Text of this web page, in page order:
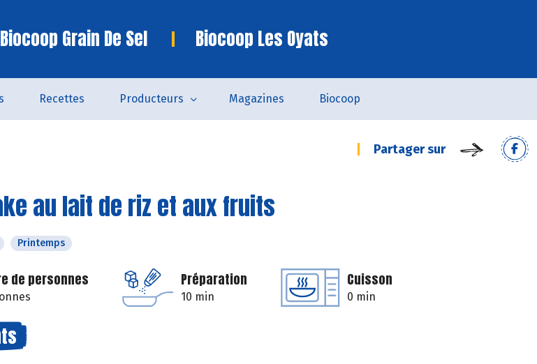
Biocoop Grain De Sel Biocoop Les Oyats
Recettes Producteurs Magazines Biocoop
Partager sur
au lait de riz et aux fruits
Printemps
de personnes Préparation
10 min
Cuisson
0 min